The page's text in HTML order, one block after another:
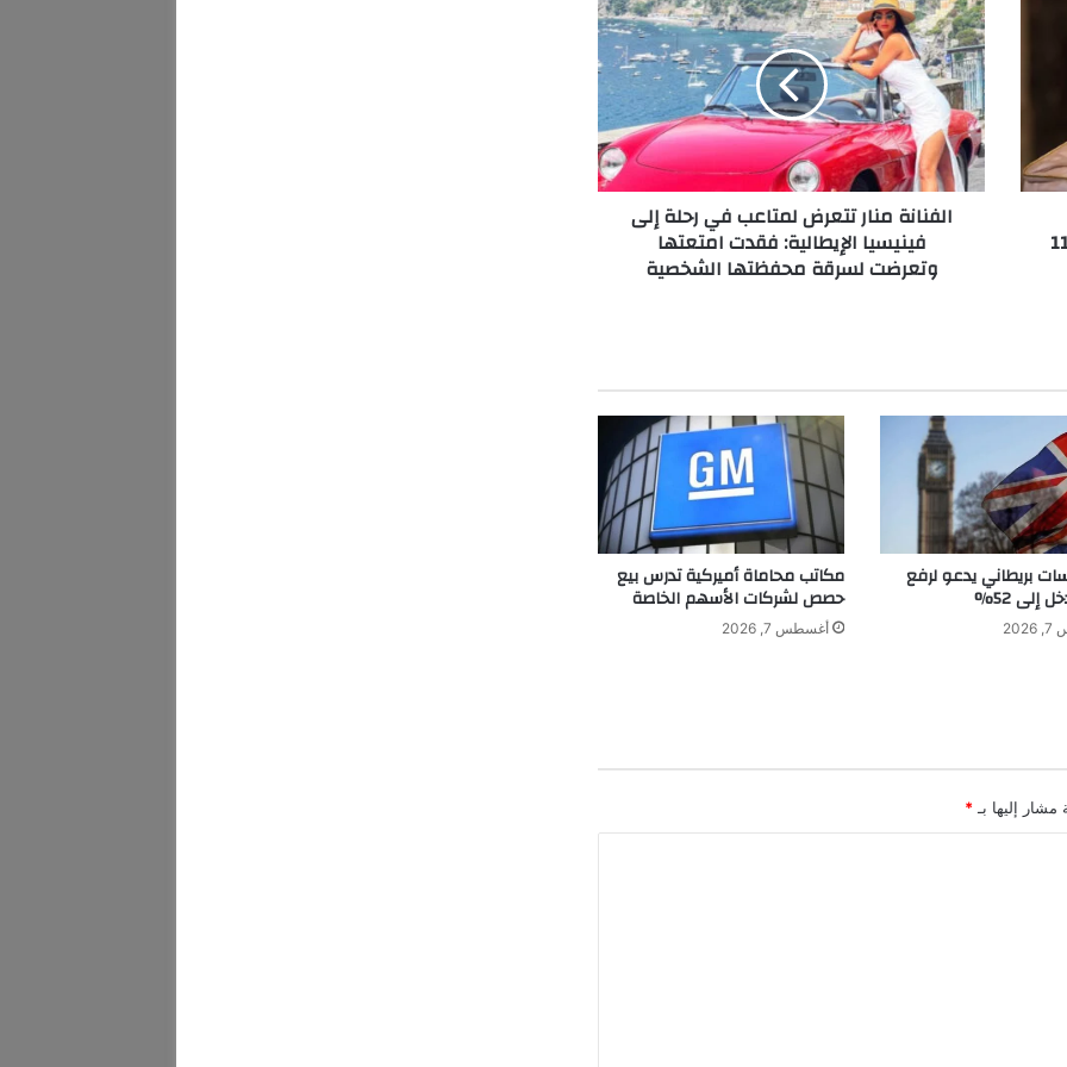
الزراعي لأكثر من 11
ل
ف
ن
ا
ن
ة
م
ن
ل
م
ع
ب
ف
ر
ف
ن
ي
الفنانة منار تتعرض لمتاعب في رحلة إلى
فينيسيا الإيطالية: فقدت امتعتها
وتعرضت لسرقة محفظتها الشخصية
بريطاني يدعو لرفع
إلى 52%
مكاتب محاماة أميركية تدرس بيع
حصص لشركات الأسهم الخاصة
أغسطس 7, 2026
مشار إليها بـ *